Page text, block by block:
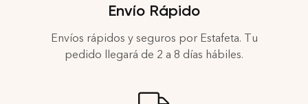
Envío Rápido
Envíos rápidos y seguros por Estafeta. Tu
pedido llegará de 2 a 8 días hábiles.